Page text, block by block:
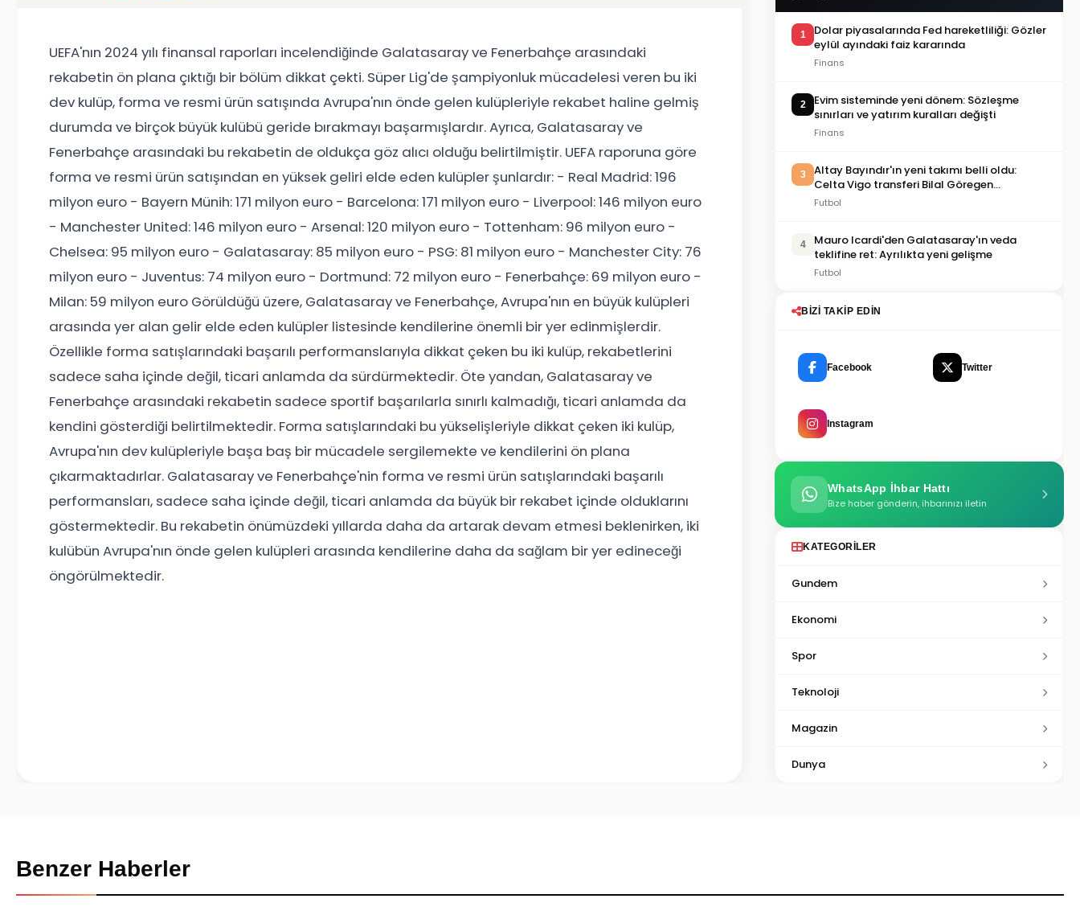
UEFA'nın 2024 yılı finansal raporları incelendiğinde Galatasaray ve Fenerbahçe arasındaki
rekabetin ön plana çıktığı bir bölüm dikkat çekti. Süper Lig'de şampiyonluk mücadelesi veren bu iki
dev kulüp, forma ve resmi ürün satışında Avrupa'nın önde gelen kulüpleriyle rekabet haline gelmiş
durumda ve birçok büyük kulübü geride bırakmayı başarmışlardır. Ayrıca, Galatasaray ve
Fenerbahçe arasındaki bu rekabetin de oldukça göz alıcı olduğu belirtilmiştir. UEFA raporuna göre
forma ve resmi ürün satışından en yüksek geliri elde eden kulüpler şunlardır: - Real Madrid: 196
milyon euro - Bayern Münih: 171 milyon euro - Barcelona: 171 milyon euro - Liverpool: 146 milyon euro
- Manchester United: 146 milyon euro - Arsenal: 120 milyon euro - Tottenham: 96 milyon euro -
Chelsea: 95 milyon euro - Galatasaray: 85 milyon euro - PSG: 81 milyon euro - Manchester City: 76
milyon euro - Juventus: 74 milyon euro - Dortmund: 72 milyon euro - Fenerbahçe: 69 milyon euro -
Milan: 59 milyon euro Görüldüğü üzere, Galatasaray ve Fenerbahçe, Avrupa'nın en büyük kulüpleri
arasında yer alan gelir elde eden kulüpler listesinde kendilerine önemli bir yer edinmişlerdir.
Özellikle forma satışlarındaki başarılı performanslarıyla dikkat çeken bu iki kulüp, rekabetlerini
sadece saha içinde değil, ticari anlamda da sürdürmektedir. Öte yandan, Galatasaray ve
Fenerbahçe arasındaki rekabetin sadece sportif başarılarla sınırlı kalmadığı, ticari anlamda da
kendini gösterdiği belirtilmektedir. Forma satışlarındaki bu yükselişleriyle dikkat çeken iki kulüp,
Avrupa'nın dev kulüpleriyle başa baş bir mücadele sergilemekte ve kendilerini ön plana
çıkarmaktadırlar. Galatasaray ve Fenerbahçe'nin forma ve resmi ürün satışlarındaki başarılı
performansları, sadece saha içinde değil, ticari anlamda da büyük bir rekabet içinde olduklarını
göstermektedir. Bu rekabetin önümüzdeki yıllarda daha da artarak devam etmesi beklenirken, iki
kulübün Avrupa'nın önde gelen kulüpleri arasında kendilerine daha da sağlam bir yer edineceği
öngörülmektedir.
1
Dolar piyasalarında Fed hareketliliği: Gözler
eylül ayındaki faiz kararında
Finans
2
Evim sisteminde yeni dönem: Sözleşme
sınırları ve yatırım kuralları değişti
Finans
3
Altay Bayındır'ın yeni takımı belli oldu:
Celta Vigo transferi Bilal Göregen
videosuyla duyuruldu
Futbol
4
Mauro Icardi'den Galatasaray'ın veda
teklifine ret: Ayrılıkta yeni gelişme
Futbol
BIZI TAKIP EDIN
Facebook Twitter
Instagram
WhatsApp İhbar Hattı
Bize haber gönderin, ihbarınızı iletin
KATEGORILER
Gundem
Ekonomi
Spor
Teknoloji
Magazin
Dunya
Benzer Haberler